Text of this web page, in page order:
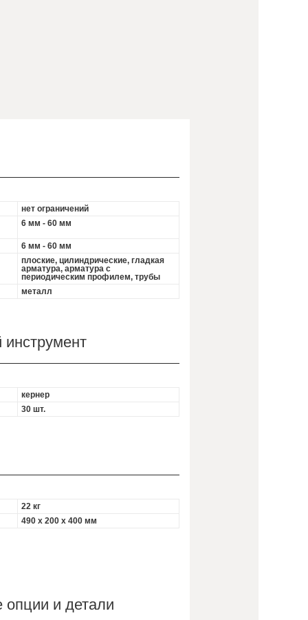
нет ограничений
6 мм - 60 мм
6 мм - 60 мм
плоские, цилиндрические, гладкая
арматура, арматура с
периодическим профилем, трубы
металл
кернер
30 шт.
22 кг
490 х 200 х 400 мм
и детали